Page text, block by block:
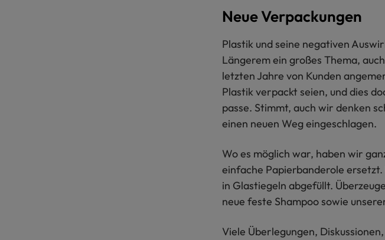
Neue Verpackungen
Plastik und seine negativen
Längerem ein großes Thema,
letzten Jahre von Kunden
Plastik verpackt seien, und dies
passe. Stimmt, auch wir denken
einen neuen Weg eingeschlagen.
Wo es möglich war, haben wir
einfache Papierbanderole
in Glastiegeln abgefüllt.
neue feste Shampoo sowie
Viele Überlegungen,